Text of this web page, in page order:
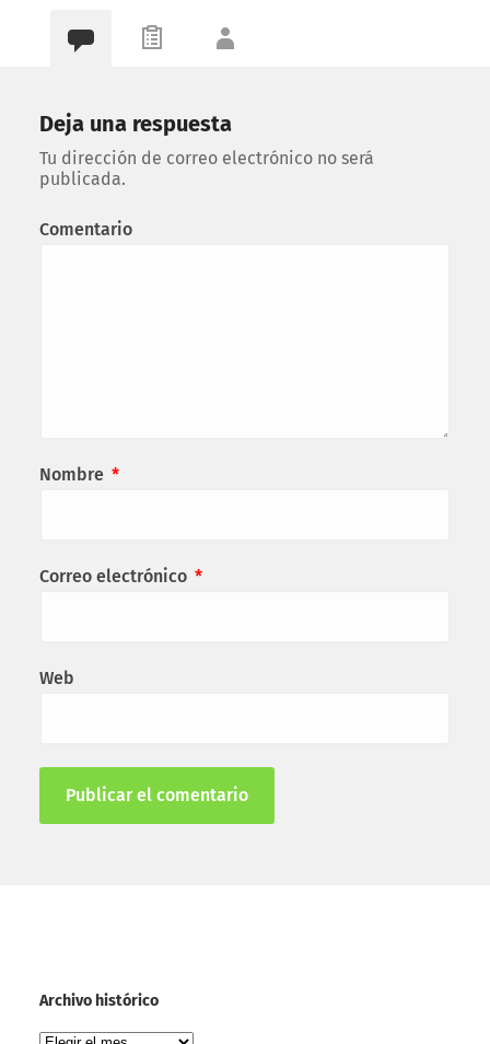
Deja una respuesta
Tu dirección de correo electrónico no será
publicada.
Comentario
Nombre *
Correo electrónico *
Web
Archivo histórico